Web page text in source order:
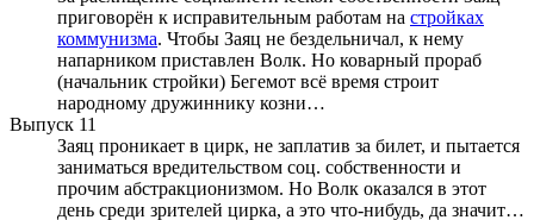
приговорён к исправительным работам на стройках
коммунизма. Чтобы Заяц не бездельничал, к нему
напарником приставлен Волк. Но коварный прораб
(начальник стройки) Бегемот всё время строит
народному дружиннику козни…
Выпуск 11
Заяц проникает в цирк, не заплатив за билет, и пытается
заниматься вредительством соц. собственности и
прочим абстракционизмом. Но Волк оказался в этот
день среди зрителей цирка, а это что-нибудь, да значит…